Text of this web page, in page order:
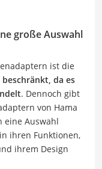
große Auswahl
ist die
da es
. Dennoch gibt
von Hama
eine Auswahl
ihren Funktionen,
ihrem Design